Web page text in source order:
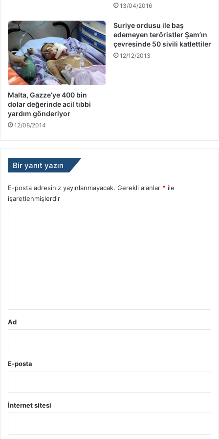
13/04/2016
Malta, Gazze’ye 400 bin
dolar değerinde acil tıbbi
yardım gönderiyor
12/08/2014
Suriye ordusu ile baş
edemeyen teröristler Şam’ın
çevresinde 50 sivili katlettiler
12/12/2013
Bir yanıt yazın
E-posta adresiniz yayınlanmayacak. Gerekli alanlar * ile
işaretlenmişlerdir
Ad
E-posta
İnternet sitesi